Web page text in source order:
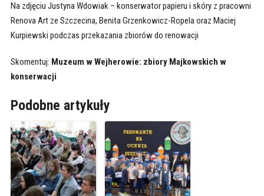
Na zdjęciu Justyna Wdowiak – konserwator papieru i skóry z pracowni
Renova Art ze Szczecina, Benita Grzenkowicz-Ropela oraz Maciej
Kurpiewski podczas przekazania zbiorów do renowacji
Skomentuj: Muzeum w Wejherowie: zbiory Majkowskich w
konserwacji
Podobne artykuły